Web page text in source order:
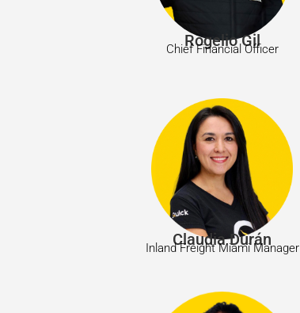
Rogelio Gil
Chief Financial Officer
Claudia Durán
Inland Freight Miami Manager